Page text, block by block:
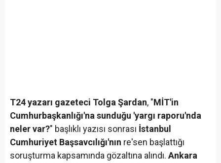
T24 yazarı gazeteci Tolga Şardan, "MİT'in
Cumhurbaşkanlığı'na sunduğu 'yargı raporu'nda
neler var?" başlıklı yazısı sonrası İstanbul
Cumhuriyet Başsavcılığı'nın re'sen başlattığı
soruşturma kapsamında gözaltına alındı. Ankara